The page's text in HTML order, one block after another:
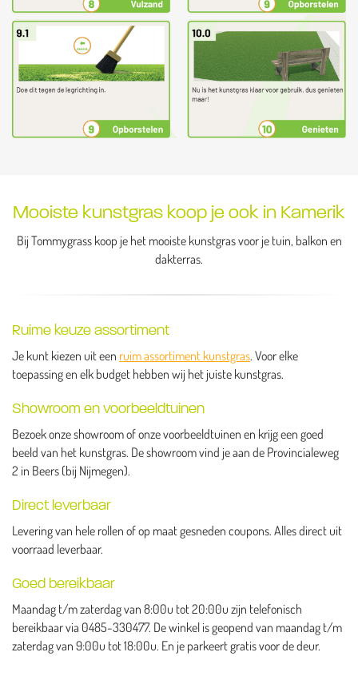
Mooiste kunstgras koop je ook in Kamerik
Bij Tommygrass koop je het mooiste kunstgras voor je tuin, balkon en
dakterras.
Ruime keuze assortiment
Je kunt kiezen uit een ruim assortiment kunstgras. Voor elke
toepassing en elk budget hebben wij het juiste kunstgras.
Showroom en voorbeeldtuinen
Bezoek onze showroom of onze voorbeeldtuinen en krijg een goed
beeld van het kunstgras. De showroom vind je aan de Provincialeweg
2 in Beers (bij Nijmegen).
Direct leverbaar
Levering van hele rollen of op maat gesneden coupons. Alles direct uit
voorraad leverbaar.
Goed bereikbaar
Maandag t/m zaterdag van 8:00u tot 20:00u zijn telefonisch
bereikbaar via 0485-330477. De winkel is geopend van maandag t/m
zaterdag van 9:00u tot 18:00u. En je parkeert gratis voor de deur.